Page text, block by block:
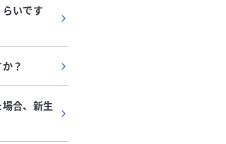
いです
？
場合、新生